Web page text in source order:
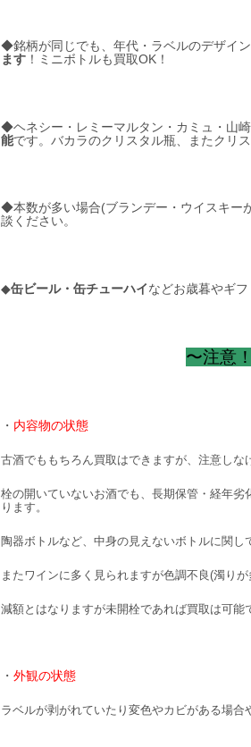
◆銘柄が同じでも、年代・ラベルのデザイ
ます ！ミニボトルも買取OK！
◆ヘネシー・レミーマルタン・カミュ・山
能です。バカラのクリスタル瓶、またクリ
◆本数が多い場合(ブランデー・ウイスキー
談ください。
◆缶ビール・缶チューハイなどお歳暮やギフ
〜注意
・ 内容物の状態
古酒でももちろん買取はできますが、注意し
栓の開いていないお酒でも、長期保管・経年
ります。
陶器ボトルなど、中身の見えないボトルに関し
またワインに多く見られますが色調不良(濁り
減額とはなりますが未開栓であれば買取は可能
・ 外観の状態
ラベルが剥がれていたり変色やカビがある場